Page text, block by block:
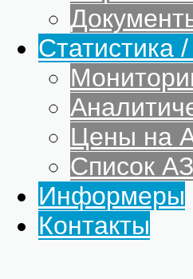
Статистика
Цены на
Список
Информеры
Контакты